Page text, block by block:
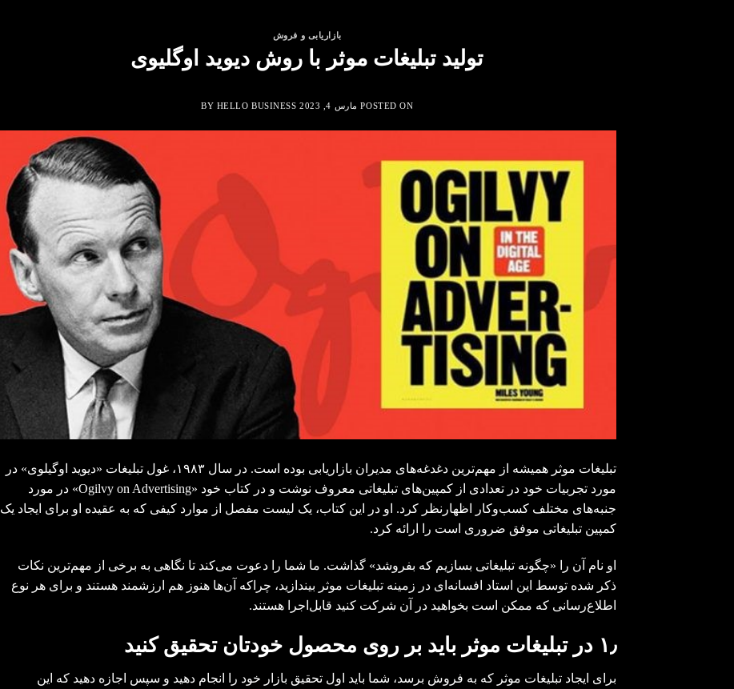
بازاریابی و فروش
تولید تبلیغات موثر با روش دیوید اوگلیوی
POSTED ON مارس 4, 2023 BY
HELLO BUSINESS
تبلیغات موثر همیشه از مهم‌ترین دغدغه‌های مدیران بازاریابی بوده است. در سال ۱۹۸۳، غول تبلیغات «دیوید اوگیلوی» در
مورد تجربیات خود در تعدادی از کمپین‌های تبلیغاتی معروف نوشت و در کتاب خود «Ogilvy on Advertising» در مورد
جنبه‌های مختلف کسب‌وکار اظهارنظر کرد. او در این کتاب، یک لیست مفصل از موارد کیفی که به عقیده او برای ایجاد یک
کمپین تبلیغاتی موفق ضروری است را ارائه کرد.
او نام آن را «چگونه تبلیغاتی بسازیم که بفروشد» گذاشت. ما شما را دعوت می‌کند تا نگاهی به برخی از مهم‌ترین نکات
ذکر شده توسط این استاد افسانه‌ای در زمینه تبلیغات موثر بیندازید، چراکه آن‌ها هنوز هم ارزشمند هستند و برای هر نوع
اطلاع‌رسانی‌ که ممکن است بخواهید در آن شرکت کنید قابل‌اجرا هستند.
۱ ٫ در تبلیغات موثر باید بر روی محصول خودتان تحقیق کنید
برای ایجاد تبلیغات موثر که به فروش برسد، شما باید اول تحقیق بازار خود را انجام دهید و سپس اجازه دهید که این